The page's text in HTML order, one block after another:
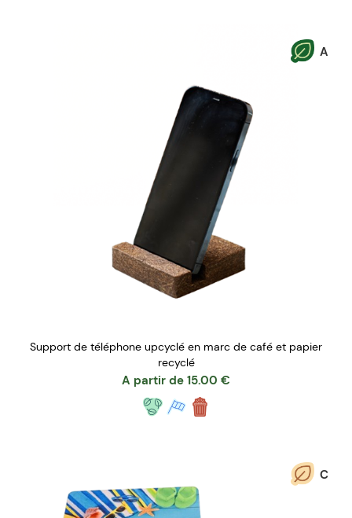
A
Support de téléphone upcyclé en marc de café et papier
recyclé
A partir de 15.00 €
C